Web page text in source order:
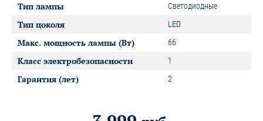
Тип лампы Светодиодные
Тип цоколя LED
Макс. мощность лампы (Вт) 66
Класс электробезопасности 1
Гарантия (лет) 2